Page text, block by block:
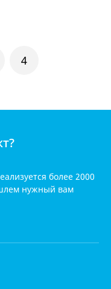
4
более 2000
нужный вам